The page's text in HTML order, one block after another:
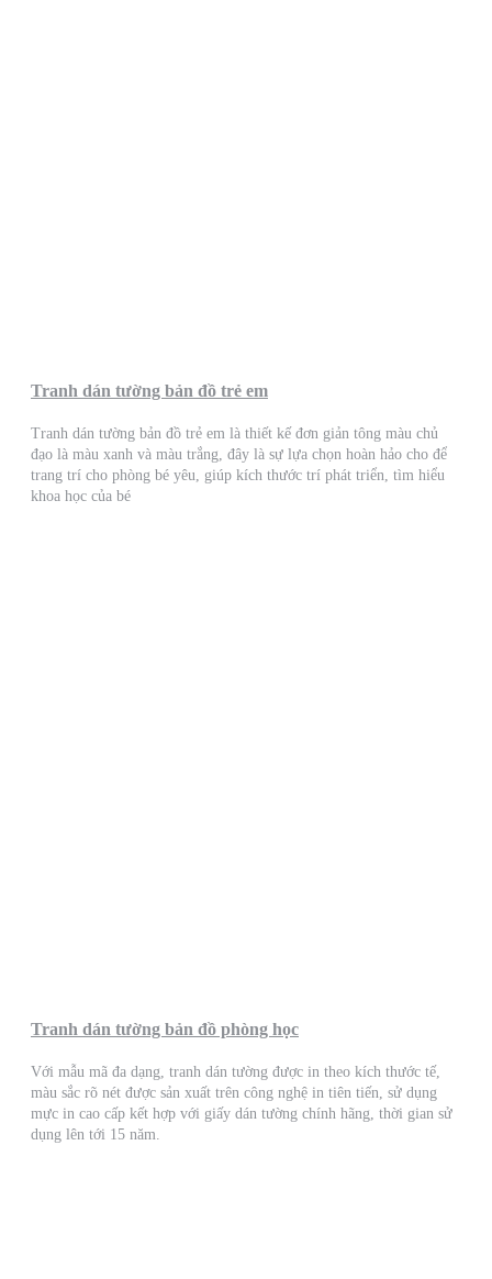
Tranh dán tường bản đồ trẻ em
Tranh dán tường bản đồ trẻ em là thiết kế đơn giản tông màu chủ
đạo là màu xanh và màu trắng, đây là sự lựa chọn hoàn hảo cho để
trang trí cho phòng bé yêu, giúp kích thước trí phát triển, tìm hiểu
khoa học của bé
Tranh dán tường bản đồ phòng học
Với mẫu mã đa dạng, tranh dán tường được in theo kích thước tế,
màu sắc rõ nét được sản xuất trên công nghệ in tiên tiến, sử dụng
mực in cao cấp kết hợp với giấy dán tường chính hãng, thời gian sử
dụng lên tới 15 năm.